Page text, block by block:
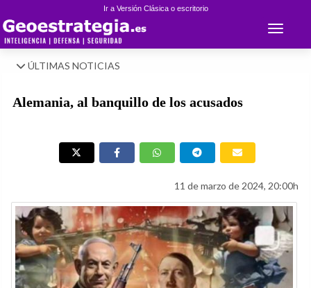
Ir a Versión Clásica o escritorio
Toggle
ÚLTIMAS NOTICIAS
Alemania, al banquillo de los acusados
11 de marzo de 2024, 20:00h